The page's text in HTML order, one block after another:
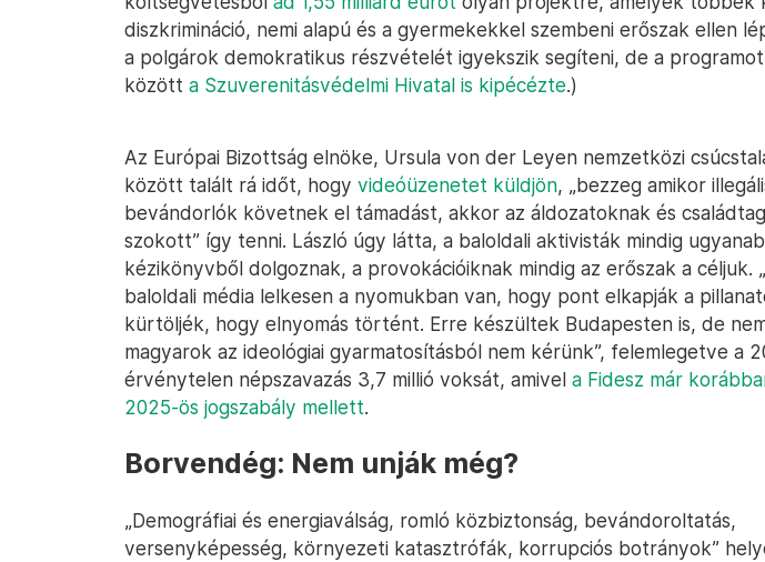
diszkrimináció, nemi alapú és a gyermekekkel szembeni erőszak ellen
a polgárok demokratikus részvételét igyekszik segíteni, de a
között a Szuverenitásvédelmi Hivatal is kipécézte.)
Az Európai Bizottság elnöke, Ursula von der Leyen nemzetközi
között talált rá időt, hogy videóüzenetet küldjön, „bezzeg amikor
bevándorlók követnek el támadást, akkor az áldozatoknak és
szokott” így tenni. László úgy látta, a baloldali aktivisták mindig
kézikönyvből dolgoznak, a provokációiknak mindig az erőszak a céljuk.
baloldali média lelkesen a nyomukban van, hogy pont elkapják a
kürtöljék, hogy elnyomás történt. Erre készültek Budapesten is, de
magyarok az ideológiai gyarmatosításból nem kérünk”, felemlegetve a
érvénytelen népszavazás 3,7 millió voksát, amivel a Fidesz már
2025-ös jogszabály mellett.
Borvendég: Nem unják még?
„Demográfiai és energiaválság, romló közbiztonság, bevándoroltatás,
versenyképesség, környezeti katasztrófák, korrupciós botrányok”